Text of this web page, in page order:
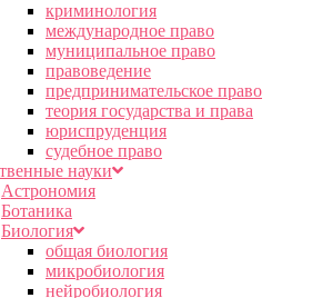
криминология
международное право
муниципальное право
правоведение
предпринимательское право
теория государства и права
юриспруденция
судебное право
науки
Астрономия
Ботаника
Биология
общая биология
микробиология
нейробиология